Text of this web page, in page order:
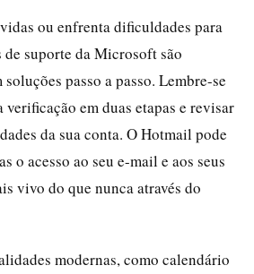
ou enfrenta dificuldades para
de suporte da Microsoft são
passo a passo. Lembre-se
em duas etapas e revisar
da sua conta. O Hotmail pode
o acesso ao seu e-mail e aos seus
vivo do que nunca através do
modernas, como calendário